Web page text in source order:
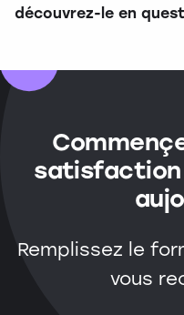
découvrez-le en
satisfaction
Remplissez le
vous